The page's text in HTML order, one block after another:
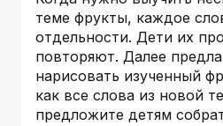
теме фрукты, каждое
отдельности. Дети их
повторяют. Далее
нарисовать изученный
как все слова из новой
предложите детям